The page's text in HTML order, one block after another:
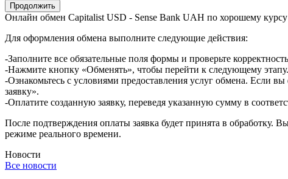
Онлайн обмен Capitalist USD - Sense Bank UAH по хорошему курсу
Для оформления обмена выполните следующие действия:
-Заполните все обязательные поля формы и проверьте
-Нажмите кнопку «Обменять», чтобы перейти к следующему этапу.
-Ознакомьтесь с условиями предоставления услуг обмена. Если
заявку».
-Оплатите созданную заявку, переведя указанную сумму в
После подтверждения оплаты заявка будет принята в обработку.
режиме реального времени.
Новости
Все новости